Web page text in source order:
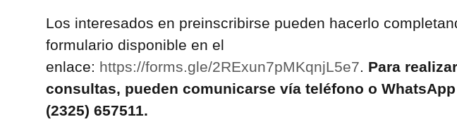
Los interesados en preinscribirse pueden hacerlo
formulario disponible en el
enlace: https://forms.gle/2RExun7pMKqnjL5e7. Para realizar
consultas, pueden comunicarse vía teléfono o
(2325) 657511.